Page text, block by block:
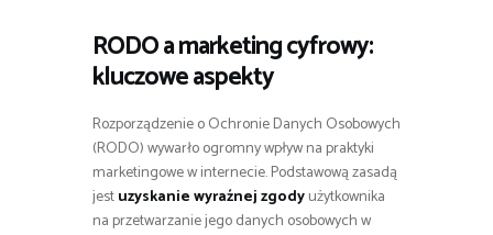
RODO a marketing cyfrowy:
kluczowe aspekty
Rozporządzenie o Ochronie Danych Osobowych
(RODO) wywarło ogromny wpływ na praktyki
marketingowe w internecie. Podstawową zasadą
jestuzyskanie wyraźnej zgodyużytkownika
na przetwarzanie jego danych osobowych w